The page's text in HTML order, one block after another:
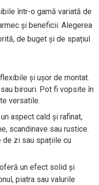
într-o gamă variată de
și beneficii. Alegerea
de buget și de spațiul
și ușor de montat.
birouri. Pot fi vopsite în
versatile.
aspect cald și rafinat,
scandinave sau rustice.
de zi sau spațiile cu
un efect solid și
piatra sau valurile